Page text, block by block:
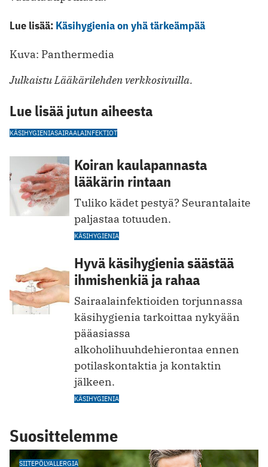
Lue lisää: Käsihygienia on yhä tärkeämpää
Kuva: Panthermedia
Julkaistu Lääkärilehden verkkosivuilla.
Lue lisää jutun aiheesta
KÄSIHYGIENIASAIRAALAINFEKTIOT
Koiran kaulapannasta
lääkärin rintaan
Tuliko kädet pestyä? Seurantalaite
paljastaa totuuden.
KÄSIHYGIENIA
Hyvä käsihygienia säästää
ihmishenkiä ja rahaa
Sairaalainfektioiden torjunnassa
käsihygienia tarkoittaa nykyään
pääasiassa
alkoholihuuhdehierontaa ennen
potilaskontaktia ja kontaktin
jälkeen.
KÄSIHYGIENIA
Suosittelemme
SIITEPÖLYALLERGIA